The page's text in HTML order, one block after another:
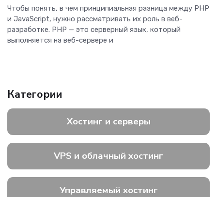
Чтобы понять, в чем принципиальная разница между PHP
и JavaScript, нужно рассматривать их роль в веб-
разработке. PHP — это серверный язык, который
выполняется на веб-сервере и
Категории
Хостинг и серверы
VPS и облачный хостинг
Управляемый хостинг